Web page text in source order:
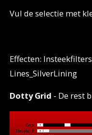
Vul de selectie met
Effecten:
Lines_SilverLining
Dotty Grid - De rest